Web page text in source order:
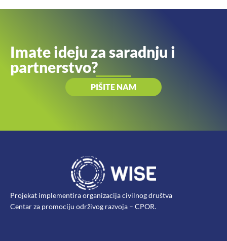
Imate ideju za saradnju i
partnerstvo?
PIŠITE NAM
Projekat implementira organizacija civilnog društva
Centar za promociju održivog razvoja – CPOR.